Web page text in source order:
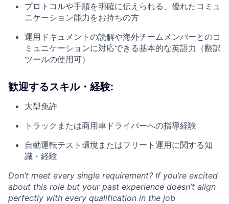
プロトコルや手順を明確に伝えられる、優れたコミュ
ニケーション能力をお持ちの方
運用ドキュメントの読解や海外チームメンバーとのコ
ミュニケーションに対応できる基本的な英語力（翻訳
ツールの使用可）
歓迎するスキル・経験:
大型免許
トラックまたは商用車ドライバーへの指導経験
自動運転テスト環境またはフリート運用に関する知
識・経験
Don’t meet every single requirement? If you’re excited
about this role but your past experience doesn’t align
perfectly with every qualification in the job